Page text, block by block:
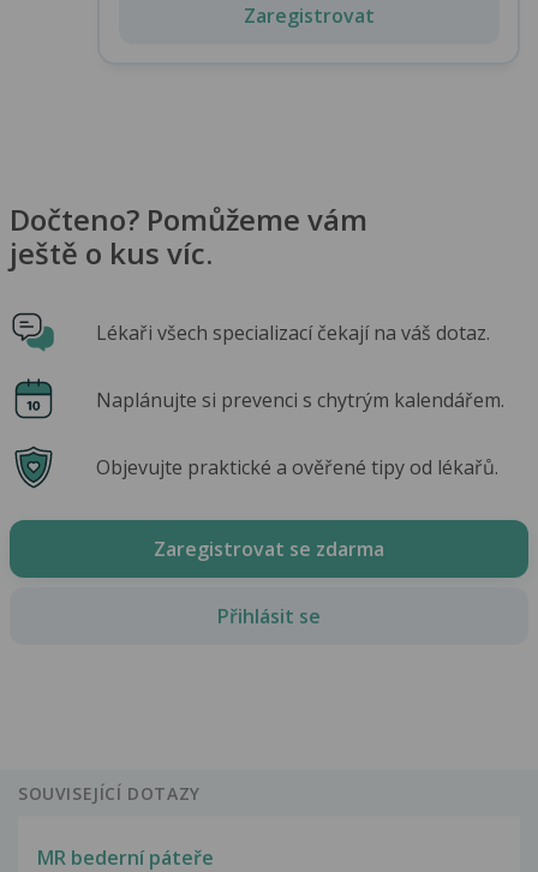
Zaregistrovat
Dočteno? Pomůžeme vám
ještě o kus víc.
Lékaři všech specializací čekají na váš dotaz.
Naplánujte si prevenci s chytrým kalendářem.
Objevujte praktické a ověřené tipy od lékařů.
Zaregistrovat se zdarma
Přihlásit se
SOUVISEJÍCÍ DOTAZY
MR bederní páteře